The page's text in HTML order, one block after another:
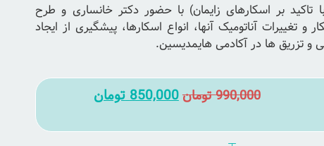
تاکید بر اسکارهای زایمان) با حضور دکتر خانساری و طرح
تغییرات آناتومیک آنها، انواع اسکارها، پیشگیری از ایجاد
و تزریق ها در آکادمی هایمدیسین.
990,000تومان850,000تومان